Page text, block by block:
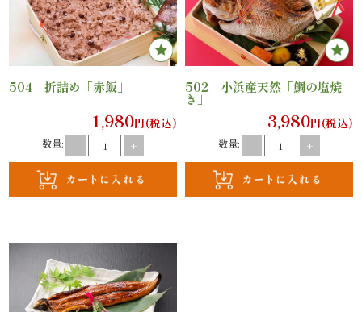
祝
い
議・
研
修
ラ
ン
504 折詰め「赤飯」
1,980円(税込)
数量: - +
502 小浜産天然「鯛の塩焼
き」
3,980円(税込)
数量: - +